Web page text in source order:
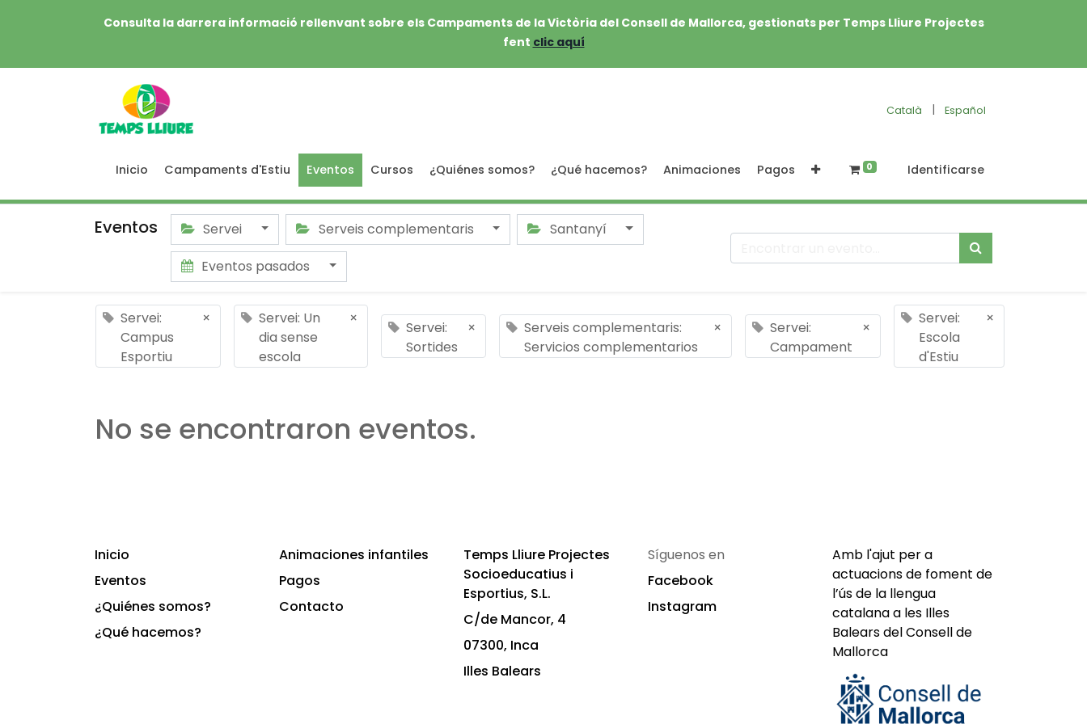
Consulta la darrera informació rellenvant sobre els Campaments de la Victòria del Consell de Mallorca, gestionats per Temps Lliure Projectes
fent clic aquí
Català | Español
Inicio Campaments d'Estiu Eventos Cursos ¿Quiénes somos? ¿Qué hacemos? Animaciones Pagos 0 Identificarse
Eventos Servei Serveis complementaris
Santanyí
Eventos pasados
Servei:
Campus
Esportiu
×
Servei: Un
dia sense
escola
×
Servei:
Sortides
×
Serveis complementaris:
Servicios complementarios
×
Servei:
Campament
×
Servei:
Escola
d'Estiu
×
No se encontraron eventos.
Inicio
Eventos
¿Quiénes somos?
¿Qué hacemos?
Animaciones infantiles
Pagos
Contacto
Temps Lliure Projectes
Socioeducatius i
Esportius, S.L.
C/de Mancor, 4
07300, Inca
Illes Balears
Síguenos en
Facebook
Instagram
Amb l'ajut per a
actuacions de foment de
l’ús de la llengua
catalana a les Illes
Balears del Consell de
Mallorca